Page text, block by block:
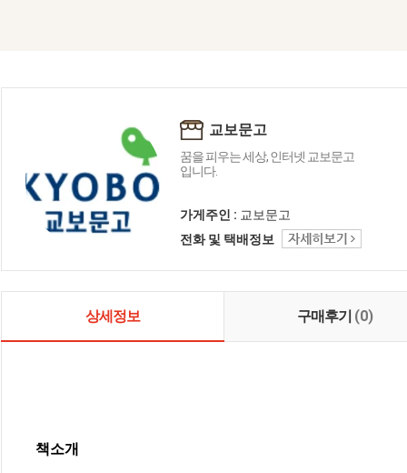
교보문고
꿈을 피우는 세상, 인터넷 교보문고
입니다.
가게주인 : 교보문고
전화 및 택배정보
상세정보 구매후기 (0)
책소개